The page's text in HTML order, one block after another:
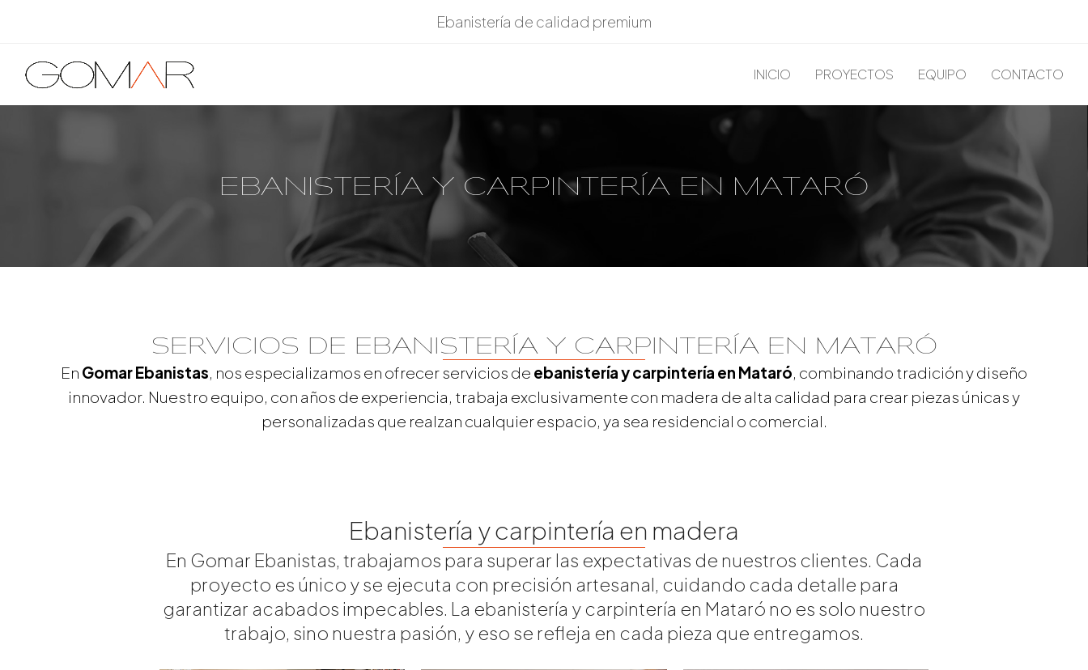
Ebanistería de calidad premium
INICIO PROYECTOS EQUIPO CONTACTO
EBANISTERÍA Y CARPINTERÍA EN MATARÓ
SERVICIOS DE EBANISTERÍA Y CARPINTERÍA EN MATARÓ
En Gomar Ebanistas, nos especializamos en ofrecer servicios de ebanistería y carpintería en Mataró, combinando tradición y diseño
innovador. Nuestro equipo, con años de experiencia, trabaja exclusivamente con madera de alta calidad para crear piezas únicas y
personalizadas que realzan cualquier espacio, ya sea residencial o comercial.
Ebanistería y carpintería en madera
En Gomar Ebanistas, trabajamos para superar las expectativas de nuestros clientes. Cada
proyecto es único y se ejecuta con precisión artesanal, cuidando cada detalle para
garantizar acabados impecables. La ebanistería y carpintería en Mataró no es solo nuestro
trabajo, sino nuestra pasión, y eso se refleja en cada pieza que entregamos.